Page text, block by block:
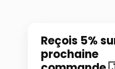
Reçois 5%
prochaine